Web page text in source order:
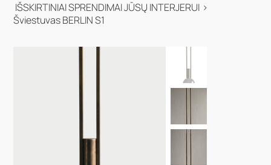
IŠSKIRTINIAI SPRENDIMAI JŪSŲ INTERJERUI >
Šviestuvas BERLIN S1